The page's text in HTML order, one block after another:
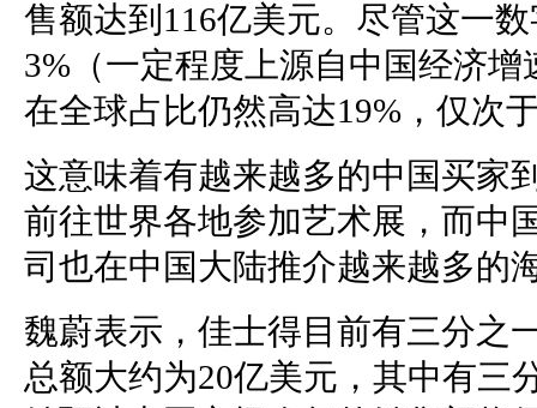
售额达到116亿美元。尽管这一
3%（一定程度上源自中国经济
在全球占比仍然高达19%，仅次
这意味着有越来越多的中国买家
前往世界各地参加艺术展，而中
司也在中国大陆推介越来越多的
魏蔚表示，佳士得目前有三分之
总额大约为20亿美元，其中有三